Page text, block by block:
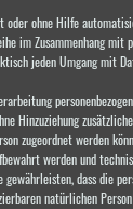
ohne Hilfe
im Zusammenhang mit
jeden Umgang mit
Hinzuziehung
zugeordnet werden
werden und
dass die
natürlichen Person